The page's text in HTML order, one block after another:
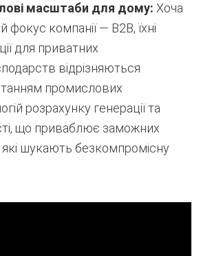
масштаби для дому: Хоча
фокус компанії — B2B, їхні
для приватних
відрізняються
промислових
розрахунку генерації та
що приваблює заможних
які шукають безкомпромісну